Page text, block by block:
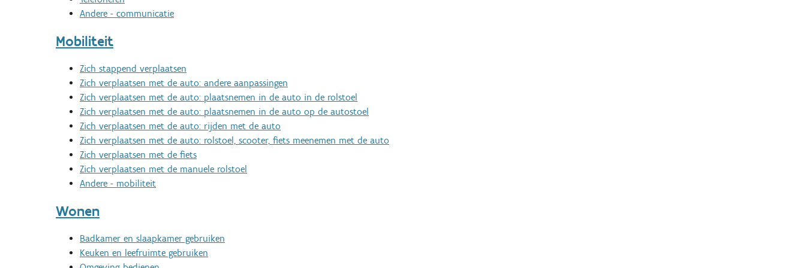
Andere - communicatie
Mobiliteit
Zich stappend verplaatsen
Zich verplaatsen met de auto: andere aanpassingen
Zich verplaatsen met de auto: plaatsnemen in de auto in de rolstoel
Zich verplaatsen met de auto: plaatsnemen in de auto op de autostoel
Zich verplaatsen met de auto: rijden met de auto
Zich verplaatsen met de auto: rolstoel, scooter, fiets meenemen met de auto
Zich verplaatsen met de fiets
Zich verplaatsen met de manuele rolstoel
Andere - mobiliteit
Wonen
Badkamer en slaapkamer gebruiken
Keuken en leefruimte gebruiken